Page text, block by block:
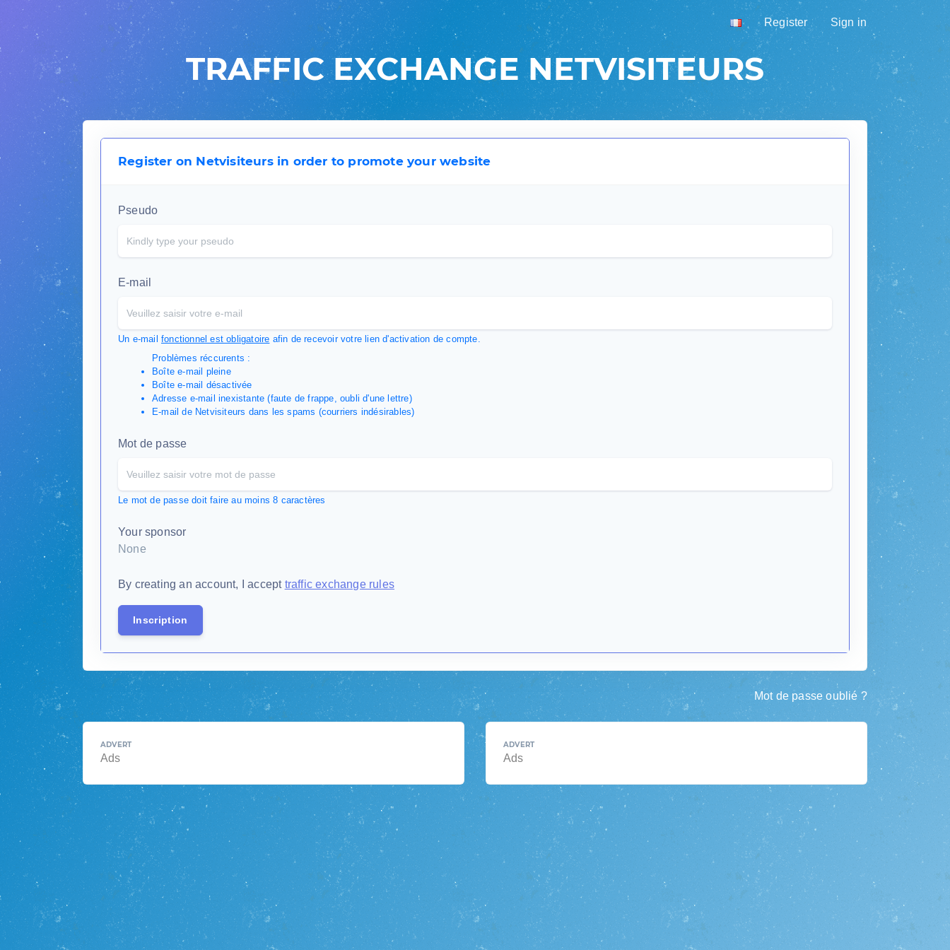
Register Sign in
TRAFFIC EXCHANGE NETVISITEURS
Register on Netvisiteurs in order to promote your website
Pseudo
E-mail
Un e-mailfonctionnel est obligatoire afin de recevoir votre lien d'activation de compte.
Problèmes réccurents :
Boîte e-mail pleine
Boîte e-mail désactivée
Adresse e-mail inexistante (faute de frappe, oubli d'une lettre)
E-mail de Netvisiteurs dans les spams (courriers indésirables)
Mot de passe
Le mot de passe doit faire au moins 8 caractères
Your sponsor
None
By creating an account, I accept traffic exchange rules
Mot de passe oublié ?
ADVERT
Ads
ADVERT
Ads